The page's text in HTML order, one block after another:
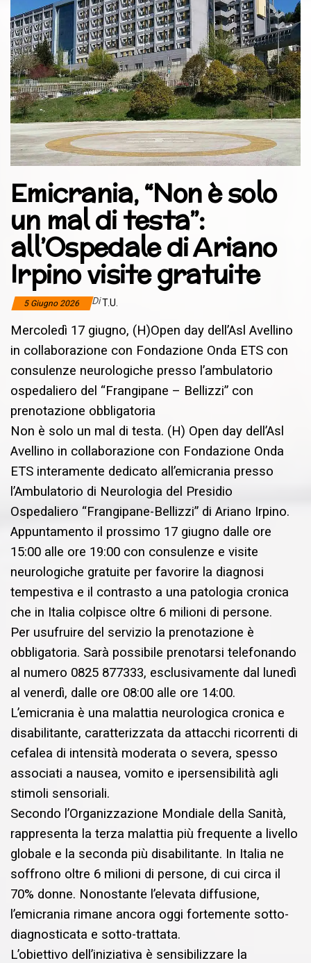
Emicrania, “Non è solo
un mal di testa”:
all’Ospedale di Ariano
Irpino visite gratuite
5 Giugno 2026 DiT.U.
Mercoledì 17 giugno, (H)Open day dell’Asl Avellino
in collaborazione con Fondazione Onda ETS con
consulenze neurologiche presso l’ambulatorio
ospedaliero del “Frangipane – Bellizzi” con
prenotazione obbligatoria
Non è solo un mal di testa. (H) Open day dell’Asl
Avellino in collaborazione con Fondazione Onda
ETS interamente dedicato all’emicrania presso
l’Ambulatorio di Neurologia del Presidio
Ospedaliero “Frangipane-Bellizzi” di Ariano Irpino.
Appuntamento il prossimo 17 giugno dalle ore
15:00 alle ore 19:00 con consulenze e visite
neurologiche gratuite per favorire la diagnosi
tempestiva e il contrasto a una patologia cronica
che in Italia colpisce oltre 6 milioni di persone.
Per usufruire del servizio la prenotazione è
obbligatoria. Sarà possibile prenotarsi telefonando
al numero 0825 877333, esclusivamente dal lunedì
al venerdì, dalle ore 08:00 alle ore 14:00.
L’emicrania è una malattia neurologica cronica e
disabilitante, caratterizzata da attacchi ricorrenti di
cefalea di intensità moderata o severa, spesso
associati a nausea, vomito e ipersensibilità agli
stimoli sensoriali.
Secondo l’Organizzazione Mondiale della Sanità,
rappresenta la terza malattia più frequente a livello
globale e la seconda più disabilitante. In Italia ne
soffrono oltre 6 milioni di persone, di cui circa il
70% donne. Nonostante l’elevata diffusione,
l’emicrania rimane ancora oggi fortemente sotto-
diagnosticata e sotto-trattata.
L’obiettivo dell’iniziativa è sensibilizzare la